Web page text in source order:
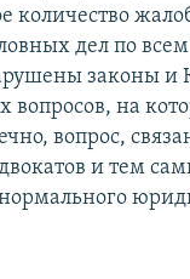
количество
дел по
законы и
вопросов, на
вопрос,
и тем